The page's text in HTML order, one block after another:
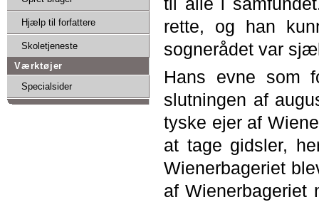
Hjælp til forfattere
Skoletjeneste
Værktøjer
Specialsider
rette, og han
sognerådet var
Hans evne som
slutningen af
tyske ejer af
at tage gidsler,
Wienerbageriet
af